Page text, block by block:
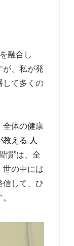
融合し
が、私が発
して多くの
全体の健康
教える 人
慣”は、全
世の中には
信して、ひ